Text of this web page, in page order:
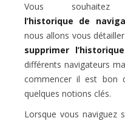
Vous
l’historique de
nous allons vous détailler
supprimer l’historique
différents navigateurs
commencer il est bon
quelques notions clés.
Lorsque vous naviguez